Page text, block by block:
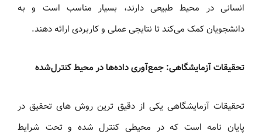
انسانی در محیط طبیعی دارند، بسیار مناسب است و به
دانشجویان کمک می‌کند تا نتایجی عملی و کاربردی ارائه دهند.
تحقیقات آزمایشگاهی: جمع‌آوری داده‌ها در محیط کنترل‌شده
تحقیقات آزمایشگاهی یکی از دقیق‌ ترین روش های تحقیق در
پایان‌ نامه است که در محیطی کنترل‌ شده و تحت شرایط